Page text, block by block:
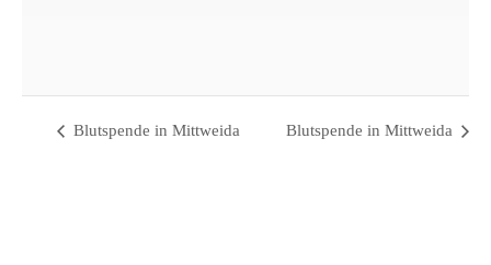
Blutspende in Mittweida Blutspende in Mittweida